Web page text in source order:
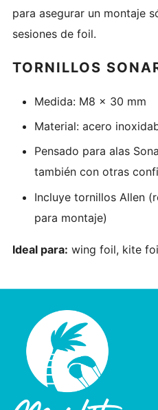
para asegurar un montaje
sesiones de foil.
TORNILLOS
Medida: M8 x 30 mm
Material: acero
Pensado para alas
también con otras
Incluye tornillos Allen
para montaje)
Ideal para: wing foil, kite